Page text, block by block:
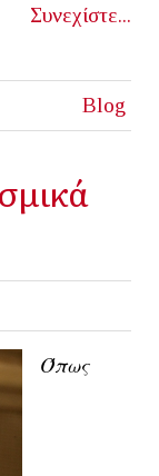
Συνεχίστε...
Blog
Όπως